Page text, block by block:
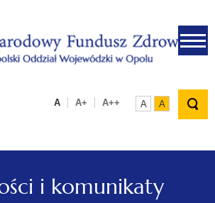
A A+ A++ A A
i komunikaty